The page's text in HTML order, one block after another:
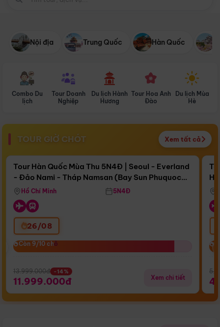
Nội địa Trung Quốc Hàn Quốc
Combo Du
lịch
Tour Doanh
Nghiệp
Du lịch Hành
Hương
Tour Hoa Anh
Đào
Du lịch Mùa
Hè
TOUR GIỜ CHÓT Xem tất cả
Còn15 ngày 22:05:37
Bay Sun Phuquoc Airways
Điểm nổi bật
Tour Hàn Quốc Mùa Thu 5N4Đ | Seoul - Everland
- Đảo Nami - Tháp Namsan (Bay Sun Phuquoc
Airways)
Hồ Chí Minh 5N4Đ
26/08
Còn 9/10 chỗ
Còn 9/10 chỗ
13.999.000đ -14%
11.999.000đ Xem chi tiết